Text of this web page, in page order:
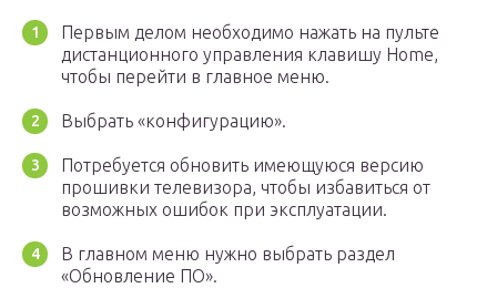
Первым делом необходимо нажать на пульте
дистанционного управления клавишу Home,
чтобы перейти в главное меню.
Выбрать «конфигурацию».
Потребуется обновить имеющуюся версию
прошивки телевизора, чтобы избавиться от
возможных ошибок при эксплуатации.
В главном меню нужно выбрать раздел
«Обновление ПО».